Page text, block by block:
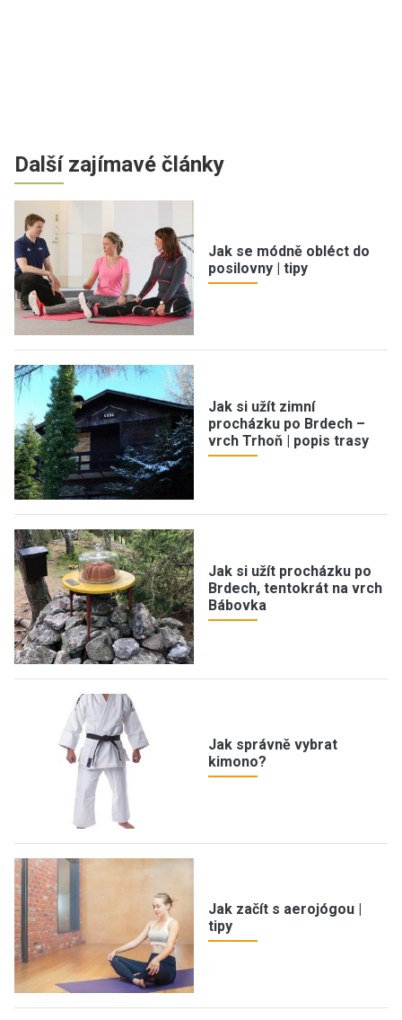
Další zajímavé články
Jak se módně obléct do
posilovny | tipy
Jak si užít zimní
procházku po Brdech –
vrch Trhoň | popis trasy
Jak si užít procházku po
Brdech, tentokrát na vrch
Bábovka
Jak správně vybrat
kimono?
Jak začít s aerojógou |
tipy